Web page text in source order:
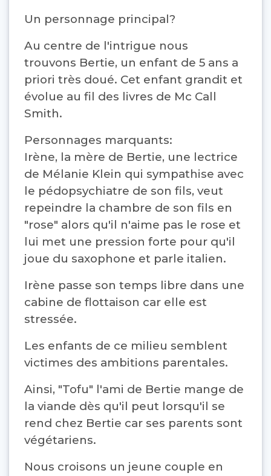
Un personnage principal?
Au centre de l'intrigue nous
trouvons Bertie, un enfant de 5 ans a
priori très doué. Cet enfant grandit et
évolue au fil des livres de Mc Call
Smith.
Personnages marquants:
Irène, la mère de Bertie, une lectrice
de Mélanie Klein qui sympathise avec
le pédopsychiatre de son fils, veut
repeindre la chambre de son fils en
"rose" alors qu'il n'aime pas le rose et
lui met une pression forte pour qu'il
joue du saxophone et parle italien.
Irène passe son temps libre dans une
cabine de flottaison car elle est
stressée.
Les enfants de ce milieu semblent
victimes des ambitions parentales.
Ainsi, "Tofu" l'ami de Bertie mange de
la viande dès qu'il peut lorsqu'il se
rend chez Bertie car ses parents sont
végétariens.
Nous croisons un jeune couple en